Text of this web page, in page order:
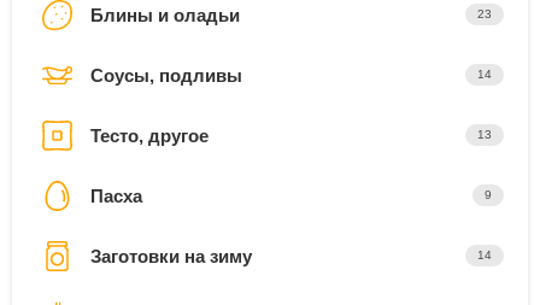
Блины и оладьи 23
Соусы, подливы 14
Тесто, другое 13
Пасха 9
Заготовки на зиму 14